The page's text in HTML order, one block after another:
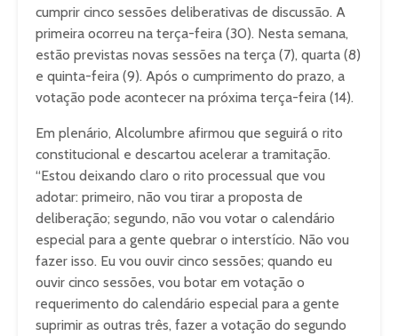
cumprir cinco sessões deliberativas de discussão. A
primeira ocorreu na terça-feira (30). Nesta semana,
estão previstas novas sessões na terça (7), quarta (8)
e quinta-feira (9). Após o cumprimento do prazo, a
votação pode acontecer na próxima terça-feira (14).
Em plenário, Alcolumbre afirmou que seguirá o rito
constitucional e descartou acelerar a tramitação.
“Estou deixando claro o rito processual que vou
adotar: primeiro, não vou tirar a proposta de
deliberação; segundo, não vou votar o calendário
especial para a gente quebrar o interstício. Não vou
fazer isso. Eu vou ouvir cinco sessões; quando eu
ouvir cinco sessões, vou botar em votação o
requerimento do calendário especial para a gente
suprimir as outras três, fazer a votação do segundo